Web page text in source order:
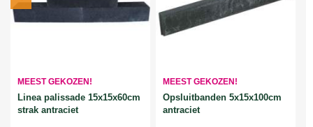
MEEST GEKOZEN!
Linea palissade 15x15x60cm
strak antraciet
MEEST GEKOZEN!
Opsluitbanden 5x15x100cm
antraciet